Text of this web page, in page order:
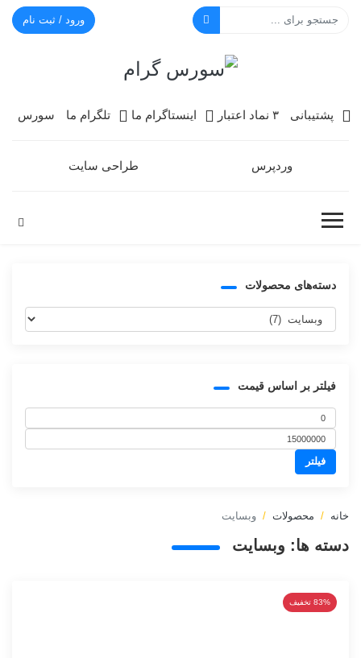
ورود / ثبت نام
پشتیبانی ۳ نماد اعتبار اینستاگرام ما تلگرام ما سورس
وردپرس طراحی سایت
دسته‌های محصولات
فیلتر بر اساس قیمت
فیلتر
خانه محصولات وبسایت
دسته ها: وبسایت
83% تخفیف